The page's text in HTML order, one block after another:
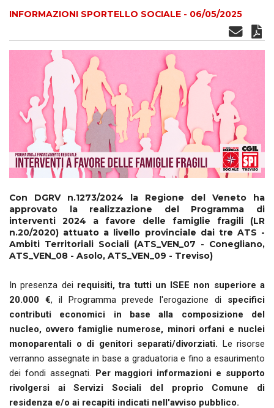
INFORMAZIONI SPORTELLO SOCIALE - 06/05/2025
Con DGRV n.1273/2024 la Regione del Veneto ha
approvato la realizzazione del Programma di
interventi 2024 a favore delle famiglie fragili (LR
n.20/2020) attuato a livello provinciale dai tre ATS -
Ambiti Territoriali Sociali (ATS_VEN_07 - Conegliano,
ATS_VEN_08 - Asolo, ATS_VEN_09 - Treviso)
In presenza dei requisiti, tra tutti un ISEE non superiore a
20.000 €, il Programma prevede l'erogazione di specifici
contributi economici in base alla composizione del
nucleo, ovvero famiglie numerose, minori orfani e nuclei
monoparentali o di genitori separati/divorziati. Le risorse
verranno assegnate in base a graduatoria e fino a esaurimento
dei fondi assegnati. Per maggiori informazioni e supporto
rivolgersi ai Servizi Sociali del proprio Comune di
residenza e/o ai recapiti indicati nell'avviso pubblico.